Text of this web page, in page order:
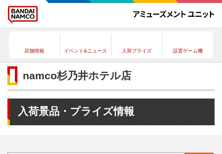
店舗情報 イベント&ニュース 入荷プライズ 設置ゲーム機
namco杉乃井ホテル店
入荷景品・プライズ情報